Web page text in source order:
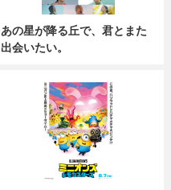
あの星が降る丘で、君とまた
出会いたい。